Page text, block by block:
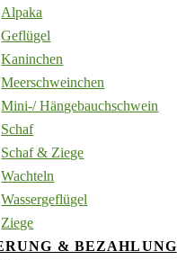
Alpaka
Geflügel
Kaninchen
Meerschweinchen
Mini-/ Hängebauchschwein
Schaf
Schaf & Ziege
Wachteln
Wassergeflügel
Ziege
& BEZAHLUNG